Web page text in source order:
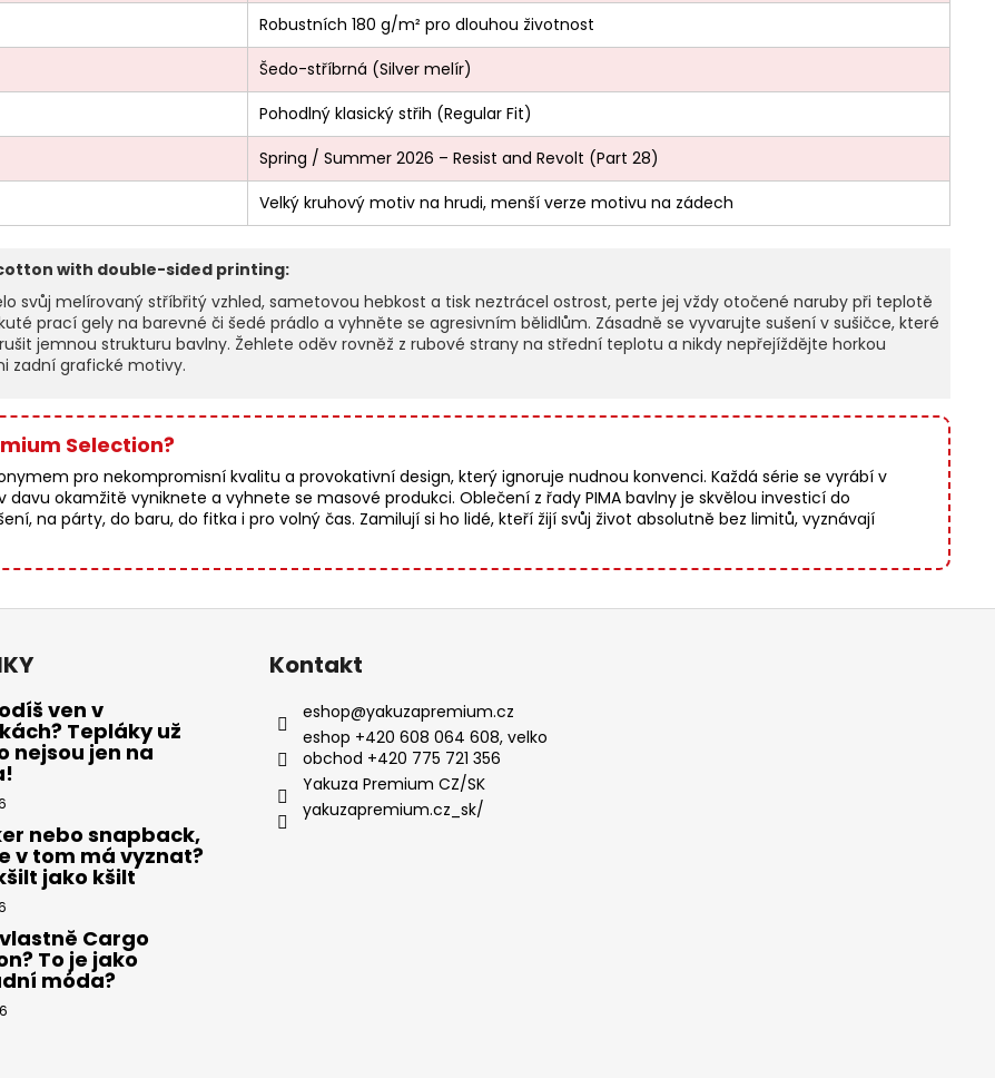
Robustních 180 g/m² pro dlouhou životnost
Šedo-stříbrná (Silver melír)
Pohodlný klasický střih (Regular Fit)
Spring / Summer 2026 – Resist and Revolt (Part 28)
Velký kruhový motiv na hrudi, menší verze motivu na zádech
with double-sided printing:
svůj melírovaný stříbřitý vzhled, sametovou hebkost a tisk neztrácel ostrost, perte jej vždy otočené naruby při teplotě
prací gely na barevné či šedé prádlo a vyhněte se agresivním bělidlům. Zásadně se vyvarujte sušení v sušičce, které
jemnou strukturu bavlny. Žehlete oděv rovněž z rubové strany na střední teplotu a nikdy nepřejíždějte horkou
zadní grafické motivy.
Selection?
pro nekompromisní kvalitu a provokativní design, který ignoruje nudnou konvenci. Každá série se vyrábí v
okamžitě vyniknete a vyhnete se masové produkci. Oblečení z řady PIMA bavlny je skvělou investicí do
na párty, do baru, do fitka i pro volný čas. Zamilují si ho lidé, kteří žijí svůj život absolutně bez limitů, vyznávají
ven v
Tepláky už
nejsou jen na
nebo snapback,
v tom má vyznat?
jako kšilt
Cargo
To je jako
móda?
Kontakt
eshop@yakuzapremium.cz
eshop +420 608 064 608, velko
obchod +420 775 721 356
Yakuza Premium CZ/SK
yakuzapremium.cz_sk/